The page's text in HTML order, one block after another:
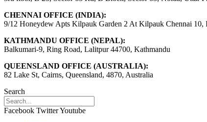
2
गेंदबाजों
की
फिटनेस
से
परेशान
मेहमान
टीम
खेलना
चाहते
पूर्व
कप्तान
खुलासा
CHENNAI OFFICE (INDIA):
9/12 Honeydew Apts Kilpauk Garden 2 At Kilpauk Chennai
KATHMANDU OFFICE (NEPAL):
Balkumari-9, Ring Road, Lalitpur 44700, Kathmandu
QUEENSLAND OFFICE (AUSTRALIA):
82 Lake St, Cairns, Queensland, 4870, Australia
Search
Facebook TwitterYoutube